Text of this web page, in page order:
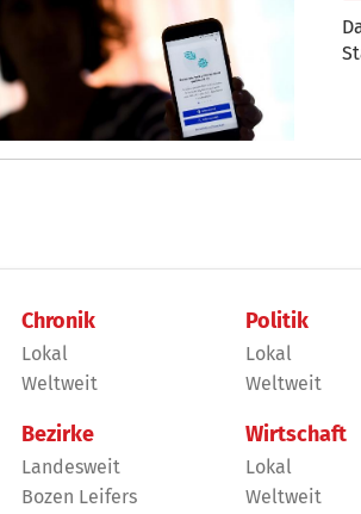
Chronik
Lokal
Weltweit
Bezirke
Landesweit
Bozen Leifers
Politik
Lokal
Weltweit
Wirtschaft
Lokal
Weltweit